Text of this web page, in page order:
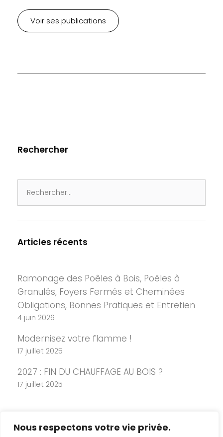
Nous respectons votre vie privée.
Voir ses publications
Rechercher
for:
Articles récents
Ramonage des Poêles à Bois, Poêles à
Granulés, Foyers Fermés et Cheminées
Obligations, Bonnes Pratiques et Entretien
4 juin 2026
Modernisez votre flamme !
17 juillet 2025
2027 : FIN DU CHAUFFAGE AU BOIS ?
17 juillet 2025